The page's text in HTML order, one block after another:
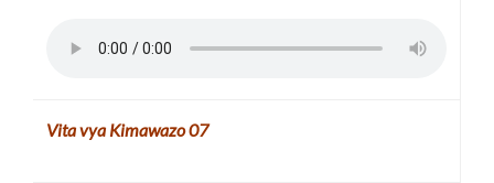
Vita vya Kimawazo07